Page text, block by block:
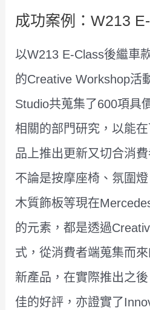
成功案例：W213
以W213 E-Class後繼車
的Creative Workshop活
Studio共蒐集了600項具
相關的部門研究，以能
品上推出更新又切合消
不論是按摩座椅、氛圍
木質飾板等現在
的元素，都是透過
式，從消費者端蒐集而
新產品，在實際推出之
佳的好評，亦證實了